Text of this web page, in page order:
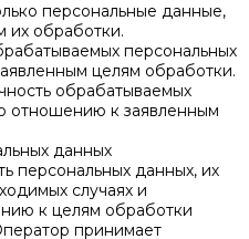
персональные данные,
их обработки.
персональных
целям обработки.
обрабатываемых
отношению к заявленным
данных
персональных данных, их
случаях и
к целям обработки
принимает